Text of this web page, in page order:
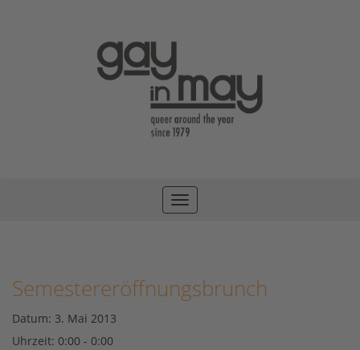
Toggle
Semestereröffnungsbrunch
Datum: 3. Mai 2013
Uhrzeit: 0:00 - 0:00